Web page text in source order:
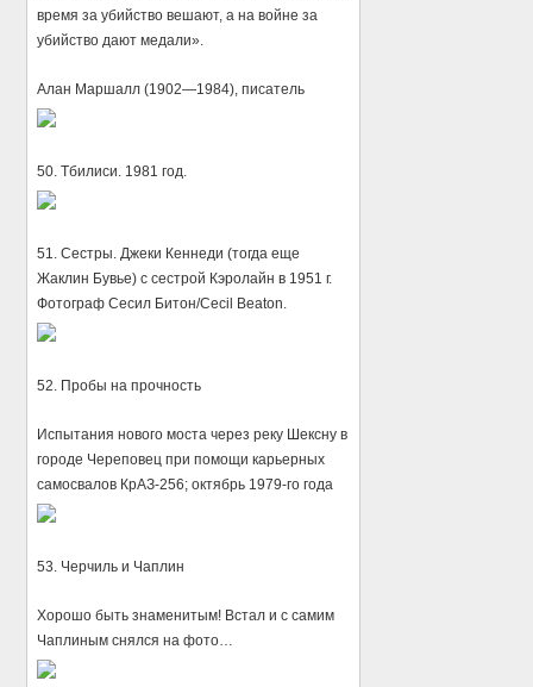
время за убийство вешают, а на войне за
убийство дают медали».
Алан Маршалл (1902—1984), писатель
50. Тбилиси. 1981 год.
51. Сестры. Джеки Кеннеди (тогда еще
Жаклин Бувье) с сестрой Кэролайн в 1951 г.
Фотограф Сесил Битон/Cecil Beaton.
52. Пробы на прочность
Испытания нового моста через реку Шексну в
городе Череповец при помощи карьерных
самосвалов КрАЗ-256; октябрь 1979-го года
53. Черчиль и Чаплин
Хорошо быть знаменитым! Встал и с самим
Чаплиным снялся на фото…